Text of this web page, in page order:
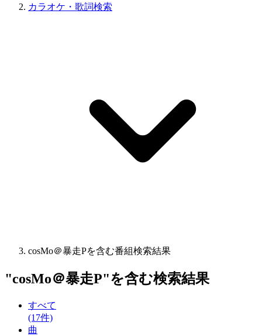
カラオケ・歌詞検索
cosMo＠暴走Pを含む番組検索結果
"cosMo＠暴走P"を含む検索結果
すべて
(17件)
曲